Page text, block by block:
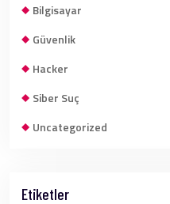
Bilgisayar
Güvenlik
Hacker
Siber Suç
Uncategorized
Etiketler